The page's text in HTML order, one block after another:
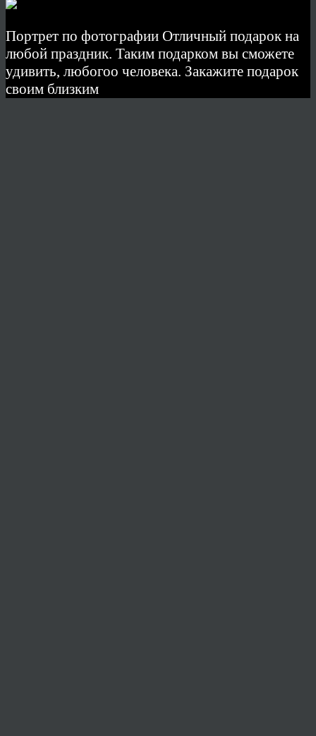
Портрет по фотографии Отличный подарок на
любой праздник. Таким подарком вы сможете
удивить, любогоо человека. Закажите подарок
своим близким